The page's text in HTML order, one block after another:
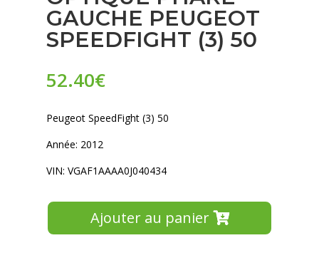
GAUCHE PEUGEOT
SPEEDFIGHT (3) 50
52.40€
Peugeot SpeedFight (3) 50
Année: 2012
VIN: VGAF1AAAA0J040434
Ajouter au panier